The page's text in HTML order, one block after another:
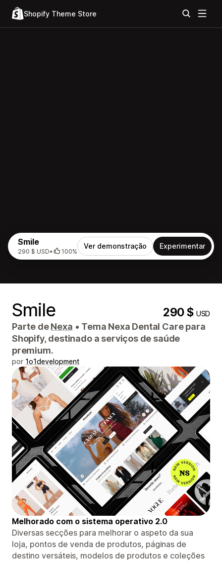
Shopify Theme Store
Smile
290 $ USD• 100%
Ver demonstração Experimentar
Smile 290 $USD
Parte deNexa • Tema Nexa Dental Care para
Shopify, destinado a serviços de saúde
premium.
por 1o1development
Melhorado com o sistema operativo 2.0
Diversas secções para melhorar o aspeto da sua
loja, pontos de venda de produtos, páginas de
destino versáteis, modelos de produtos e coleções